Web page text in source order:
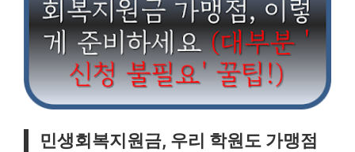
민생회복지원금, 우리 학원도 가맹점